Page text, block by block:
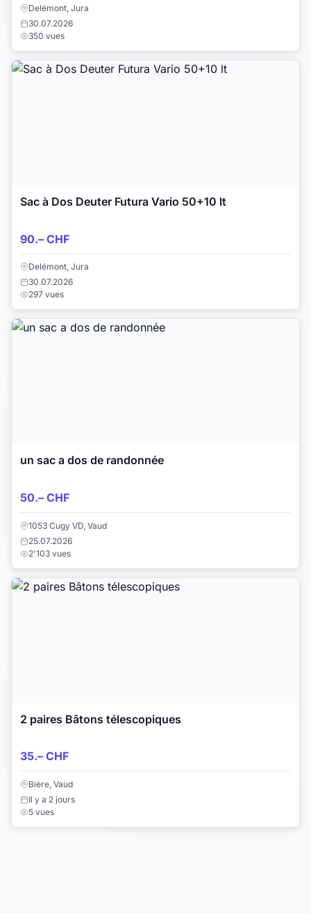
Delémont, Jura
30.07.2026
350 vues
Sac à Dos Deuter Futura Vario 50+10 lt
90.– CHF
Delémont, Jura
30.07.2026
297 vues
un sac a dos de randonnée
50.– CHF
1053 Cugy VD, Vaud
25.07.2026
2'103 vues
2 paires Bâtons télescopiques
35.– CHF
Bière, Vaud
Il y a 2 jours
5 vues